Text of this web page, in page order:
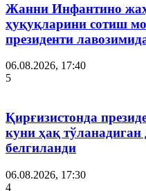
Жанни Инфантино
ҳуқуқларини сотиш
президенти
06.08.2026, 17:40
5
Қирғизистонда
куни ҳақ
белгиланди
06.08.2026, 17:30
4